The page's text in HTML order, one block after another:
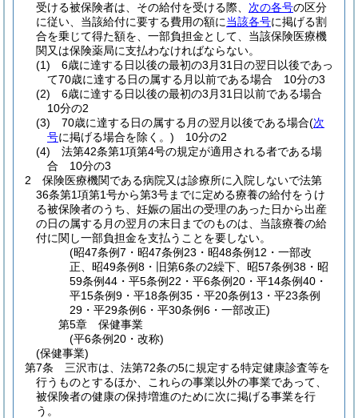
受ける被保険者は、その給付を受ける際、 次の各号の区分
に従い、当該給付に要する費用の額に当該各号に掲げる割
合を乗じて得た額を、一部負担金として、当該保険医療機
関又は保険薬局に支払わなければならない。
(1)
6歳に達する日以後の最初の3月31日の翌日以後であっ
て70歳に達する日の属する月以前である場合 10分の3
(2)
6歳に達する日以後の最初の3月31日以前である場合
10分の2
(3)
70歳に達する日の属する月の翌月以後である場合(次
号に掲げる場合を除く。) 10分の2
(4)
法第42条第1項第4号の規定が適用される者である場
合 10分の3
2
保険医療機関である病院又は診療所に入院しないで法第
36条第1項第1号から第3号までに定める療養の給付をうけ
る被保険者のうち、妊娠の届出の受理のあった日から出産
の日の属する月の翌月の末日までのものは、当該療養の給
付に関し一部負担金を支払うことを要しない。
(昭47条例7・昭47条例23・昭48条例12・一部改
正、昭49条例8・旧第6条の2繰下、昭57条例38・昭
59条例44・平5条例22・平6条例20・平14条例40・
平15条例9・平18条例35・平20条例13・平23条例
29・平29条例6・平30条例6・一部改正)
第5章
保健事業
(平6条例20・改称)
(保健事業)
第7条
三沢市は、法第72条の5に規定する特定健康診査等を
行うものとするほか、これらの事業以外の事業であって、
被保険者の健康の保持増進のために次に掲げる事業を行
う。